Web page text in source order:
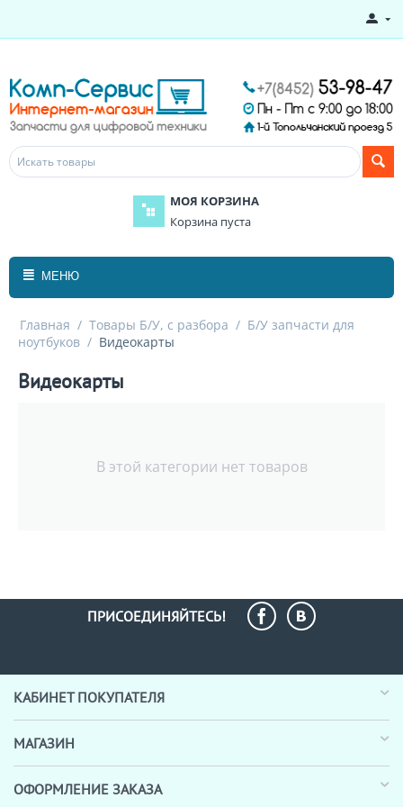
МОЯ КОРЗИНА
Корзина пуста
МЕНЮ
Главная / Товары Б/У, с разбора / Б/У запчасти для
ноутбуков / Видеокарты
Видеокарты
В этой категории нет товаров
ПРИСОЕДИНЯЙТЕСЬ!
КАБИНЕТ ПОКУПАТЕЛЯ
МАГАЗИН
ОФОРМЛЕНИЕ ЗАКАЗА